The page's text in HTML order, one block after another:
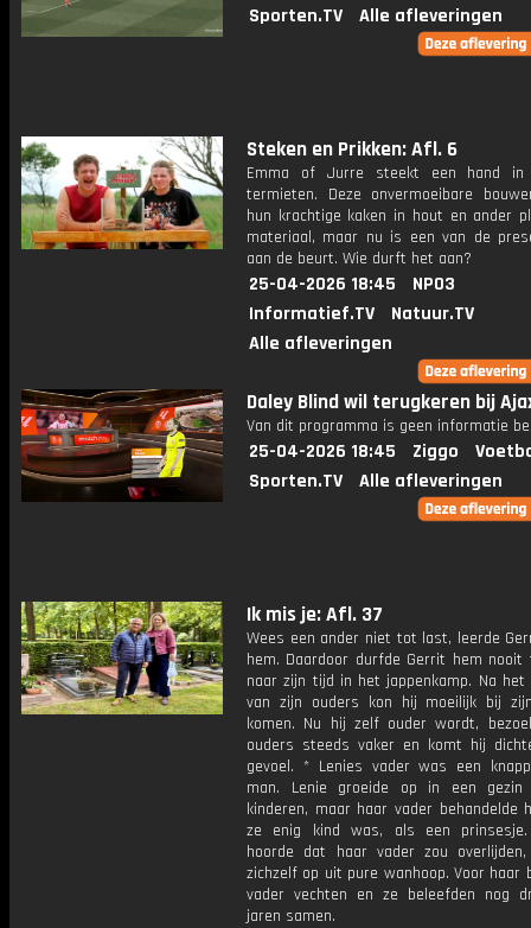
Sporten.TV Alle afleveringen
Steken en Prikken: Afl. 6
Emma of Jurre steekt een hand in
termieten. Deze onvermoeibare
hun krachtige kaken in hout en ander
materiaal, maar nu is een van de
aan de beurt. Wie durft het aan?
25-04-2026 18:45
NPO3
Informatief.TV
Natuur.TV
Alle afleveringen
Daley Blind wil terugkeren bij
Van dit programma is geen informatie
25-04-2026 18:45 Ziggo
Sporten.TV
Alle afleveringen
Ik mis je: Afl. 37
Wees een ander niet tot last, leerde
hem. Daardoor durfde Gerrit hem nooit
naar zijn tijd in het jappenkamp. Na het
van zijn ouders kon hij moeilijk bij
komen. Nu hij zelf ouder wordt,
ouders steeds vaker en komt hij
gevoel. * Lenies vader was een
man. Lenie groeide op in een
kinderen, maar haar vader behandelde
ze enig kind was, als een
hoorde dat haar vader zou
zichzelf op uit pure wanhoop. Voor haar
vader vechten en ze beleefden nog
jaren samen.